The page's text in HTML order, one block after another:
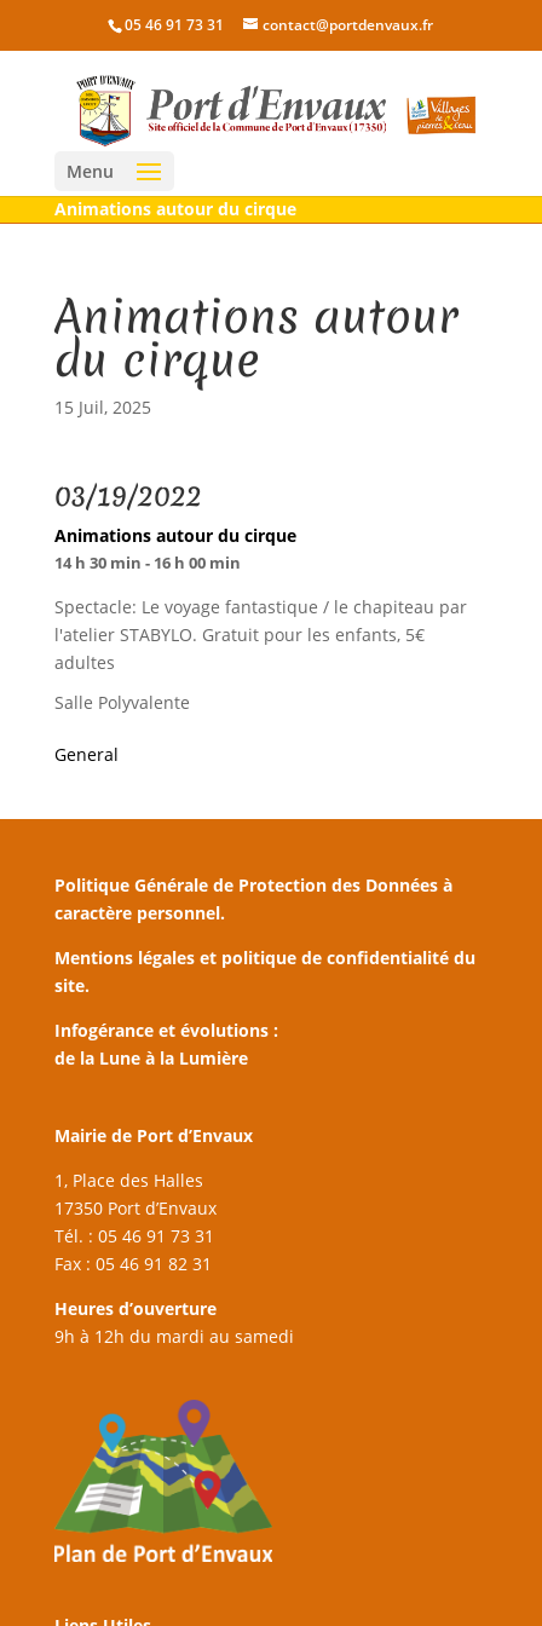
05 46 91 73 31 contact@portdenvaux.fr
Menu
Animations autour du cirque
Animations autour
du cirque
15 Juil, 2025
03/19/2022
Animations autour du cirque
14 h 30 min - 16 h 00 min
Spectacle: Le voyage fantastique / le chapiteau par
l'atelier STABYLO. Gratuit pour les enfants, 5€
adultes
Salle Polyvalente
General
Politique Générale de Protection des Données à
caractère personnel.
Mentions légales et politique de confidentialité du
site.
Infogérance et évolutions :
de la Lune à la Lumière
Mairie de Port d’Envaux
1, Place des Halles
17350 Port d’Envaux
Tél. : 05 46 91 73 31
Fax : 05 46 91 82 31
Heures d’ouverture
9h à 12h du mardi au samedi